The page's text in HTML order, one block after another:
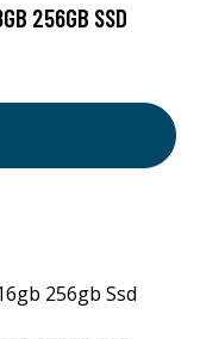
256GB SSD